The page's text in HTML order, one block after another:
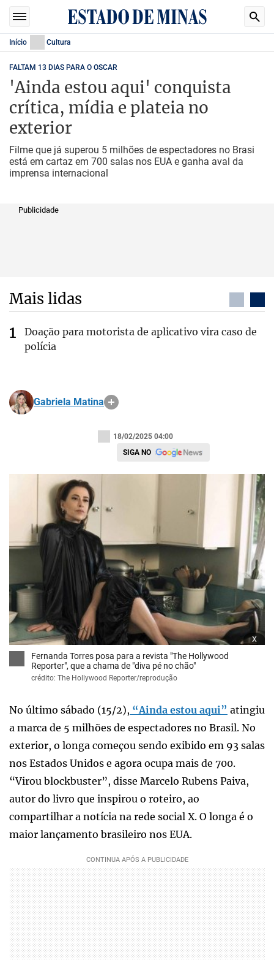
Início Cultura
FALTAM 13 DIAS PARA O OSCAR
'Ainda estou aqui' conquista
crítica, mídia e plateia no
exterior
Filme que já superou 5 milhões de espectadores no Brasi
está em cartaz em 700 salas nos EUA e ganha aval da
imprensa internacional
Publicidade
Mais lidas
Doação para motorista de aplicativo vira caso de
polícia
Gabriela Matina
18/02/2025 04:00
SIGA NO
x
Fernanda Torres posa para a revista "The Hollywood
Reporter", que a chama de "diva pé no chão"
crédito: The Hollywood Reporter/reprodução
No último sábado (15/2), “Ainda estou aqui” atingiu
a marca de 5 milhões de espectadores no Brasil. No
exterior, o longa começou sendo exibido em 93 salas
nos Estados Unidos e agora ocupa mais de 700.
“Virou blockbuster”, disse Marcelo Rubens Paiva,
autor do livro que inspirou o roteiro, ao
compartilhar a notícia na rede social X. O longa é o
maior lançamento brasileiro nos EUA.